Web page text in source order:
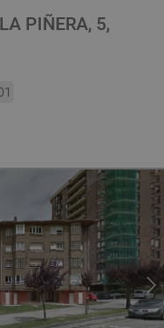
PIÑERA, 5,